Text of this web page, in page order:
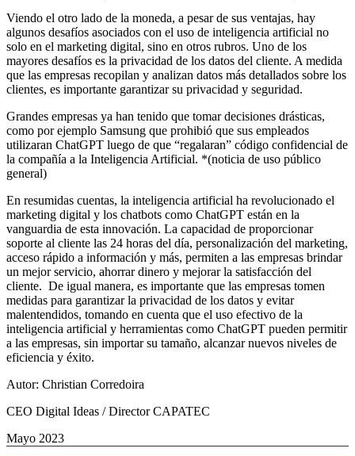
Viendo el otro lado de la moneda, a pesar de sus ventajas, hay
algunos desafíos asociados con el uso de inteligencia artificial no
solo en el marketing digital, sino en otros rubros. Uno de los
mayores desafíos es la privacidad de los datos del cliente. A medida
que las empresas recopilan y analizan datos más detallados sobre los
clientes, es importante garantizar su privacidad y seguridad.
Grandes empresas ya han tenido que tomar decisiones drásticas,
como por ejemplo Samsung que prohibió que sus empleados
utilizaran ChatGPT luego de que “regalaran” código confidencial de
la compañía a la Inteligencia Artificial. *(noticia de uso público
general)
En resumidas cuentas, la inteligencia artificial ha revolucionado el
marketing digital y los chatbots como ChatGPT están en la
vanguardia de esta innovación. La capacidad de proporcionar
soporte al cliente las 24 horas del día, personalización del marketing,
acceso rápido a información y más, permiten a las empresas brindar
un mejor servicio, ahorrar dinero y mejorar la satisfacción del
cliente. De igual manera, es importante que las empresas tomen
medidas para garantizar la privacidad de los datos y evitar
malentendidos, tomando en cuenta que el uso efectivo de la
inteligencia artificial y herramientas como ChatGPT pueden permitir
a las empresas, sin importar su tamaño, alcanzar nuevos niveles de
eficiencia y éxito.
Autor: Christian Corredoira
CEO Digital Ideas / Director CAPATEC
Mayo 2023